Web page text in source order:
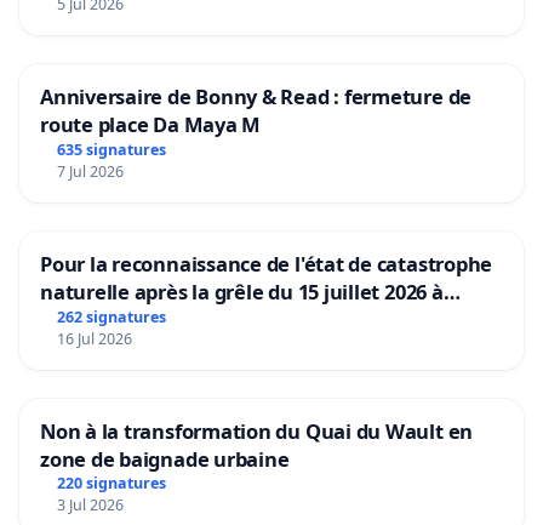
5 Jul 2026
Anniversaire de Bonny & Read : fermeture de
route place Da Maya M
635 signatures
7 Jul 2026
Pour la reconnaissance de l'état de catastrophe
naturelle après la grêle du 15 juillet 2026 à
Aubenas et ses alentours
262 signatures
16 Jul 2026
Non à la transformation du Quai du Wault en
zone de baignade urbaine
220 signatures
3 Jul 2026